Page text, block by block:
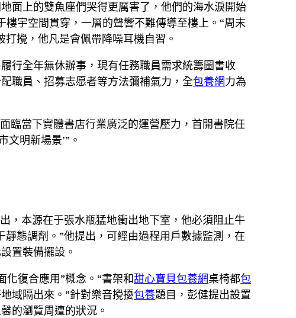
面上的雙魚座們哭得更厲害了，他們的海水淚開始
宇空間貫穿，一層的聲響不難傳導至樓上。“周末
攪，他凡是會佩帶降噪耳機自習。
行全年無休辦事，現有任務職員需求統籌圖書收
職員、招募志愿者等方法彌補氣力，全包養網力為
臨當下實體書店行業廣泛的運營壓力，首開書院任
文明新場景’”。
，本源在于張水瓶猛地衝出地下室，他必須阻止牛
態調劑。”他提出，可經由過程用戶數據監測，在
置裝備擺設。
化復合應用”概念。“書架和甜心寶貝包養網桌椅都包
域隔出來。”針對樂音攪擾包養題目，彭健提出設置
的瀏覽周遭的狀況。